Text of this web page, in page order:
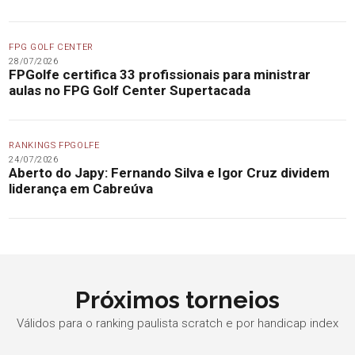
FPG GOLF CENTER
28/07/2026
FPGolfe certifica 33 profissionais para ministrar
aulas no FPG Golf Center Supertacada
RANKINGS FPGOLFE
24/07/2026
Aberto do Japy: Fernando Silva e Igor Cruz dividem
liderança em Cabreúva
Próximos torneios
Válidos para o ranking paulista scratch e por handicap index